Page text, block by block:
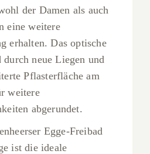
der Damen als auch
eine weitere
erhalten. Das optische
neue Liegen und
Pflasterfläche am
weitere
abgerundet.
Egge-Freibad
ist die ideale